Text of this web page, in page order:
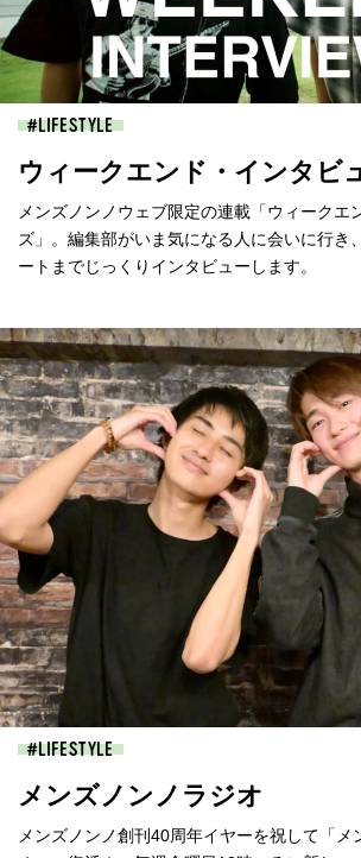
LIFESTYLE
ウィークエンド・インタビ
メンズノンノウェブ限定の連載「ウィークエ
ズ」。編集部がいま気になる人に会いに行き
ートまでじっくりインタビューします。
LIFESTYLE
メンズノンノラジオ
メンズノンノ創刊40周年イヤーを祝して「メ